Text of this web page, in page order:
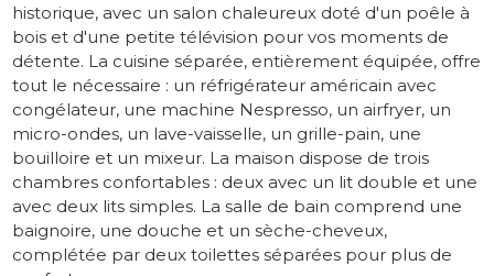
historique, avec un salon chaleureux doté d'un poêle à
bois et d'une petite télévision pour vos moments de
détente. La cuisine séparée, entièrement équipée, offre
tout le nécessaire : un réfrigérateur américain avec
congélateur, une machine Nespresso, un airfryer, un
micro-ondes, un lave-vaisselle, un grille-pain, une
bouilloire et un mixeur. La maison dispose de trois
chambres confortables : deux avec un lit double et une
avec deux lits simples. La salle de bain comprend une
baignoire, une douche et un sèche-cheveux,
complétée par deux toilettes séparées pour plus de